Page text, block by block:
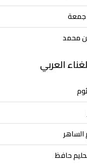
جمعة
محمد
العربي
حافظ